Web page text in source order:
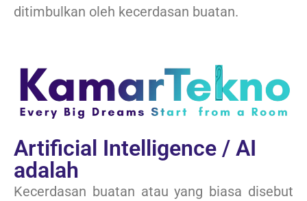
ditimbulkan oleh kecerdasan buatan.
Artificial Intelligence / AI
adalah
Kecerdasan buatan atau yang biasa disebut